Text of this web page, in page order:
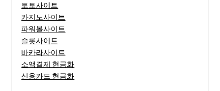
토토사이트
카지노사이트
파워볼사이트
슬롯사이트
바카라사이트
소액결제 현금화
신용카드 현금화